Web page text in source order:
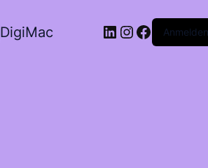
DigiMac LinkedIn
Instagram
Anmelden